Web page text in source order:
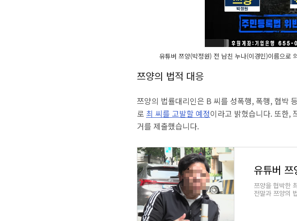
유튜버 쯔양(박정원) 전 남친 누나(이경민)이름으로
쯔양의 법적 대응
쯔양의 법률대리인은 B 씨를 성폭행, 폭행, 협박
로 최 씨를 고발할 예정이라고 밝혔습니다. 또한,
거를 제출했습니다.
쯔양을 협박한
전말과 쯔양의